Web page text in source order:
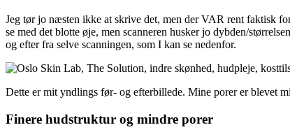
Jeg tør jo næsten ikke at skrive det, men der VAR rent faktisk
se med det blotte øje, men scanneren husker jo dybden/
og efter fra selve scanningen, som I kan se nedenfor.
Dette er mit yndlings før- og efterbillede. Mine porer er blevet
Finere hudstruktur og mindre porer